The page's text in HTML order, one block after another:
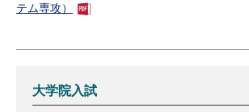
テム専攻）
大学院入試